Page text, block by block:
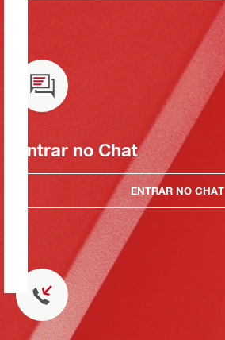
Entrar no Chat
ENTRAR NO CHAT